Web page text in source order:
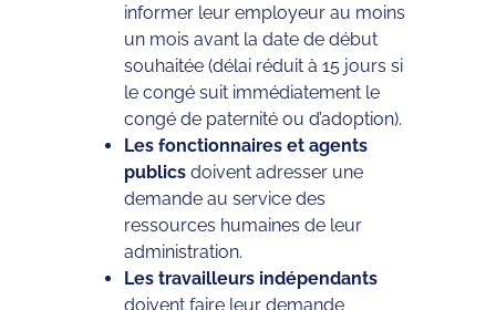
informer leur employeur au moins
un mois avant la date de début
souhaitée (délai réduit à 15 jours si
le congé suit immédiatement le
congé de paternité ou d’adoption).
Les fonctionnaires et agents
publics doivent adresser une
demande au service des
ressources humaines de leur
administration.
Les travailleurs indépendants
doivent faire leur demande